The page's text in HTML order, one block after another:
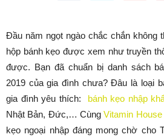
Đầu năm ngọt ngào chắc chắn không
hộp bánh kẹo được xem như truyền
được. Bạn đã chuẩn bị danh sách
2019 của gia đình chưa? Đâu là loại
gia đình yêu thích: bánh kẹo nhập
Nhật Bản, Đức,… CùngVitamin House
kẹo ngoại nhập đáng mong chờ cho